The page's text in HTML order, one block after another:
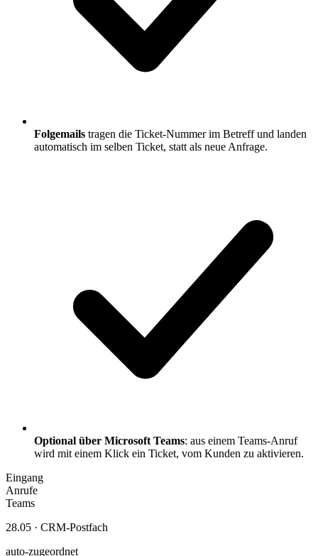
Folgemails tragen die Ticket-Nummer im Betreff und landen
automatisch im selben Ticket, statt als neue Anfrage.
Optional über Microsoft Teams: aus einem Teams-Anruf
wird mit einem Klick ein Ticket, vom Kunden zu aktivieren.
Eingang
Anrufe
Teams
28.05 · CRM-Postfach
auto-zugeordnet